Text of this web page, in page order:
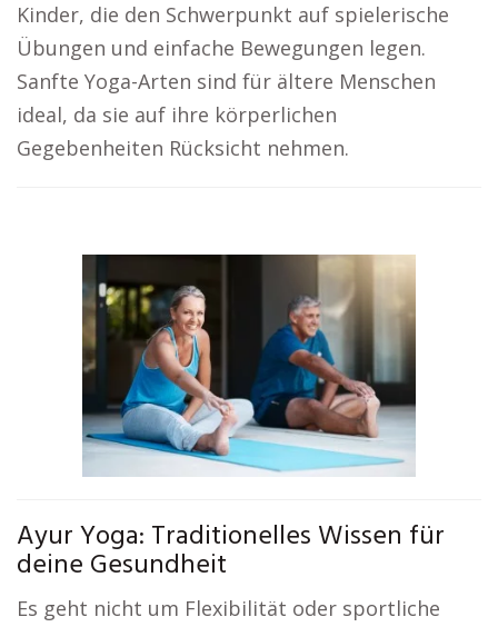
Kinder, die den Schwerpunkt auf spielerische
Übungen und einfache Bewegungen legen.
Sanfte Yoga-Arten sind für ältere Menschen
ideal, da sie auf ihre körperlichen
Gegebenheiten Rücksicht nehmen.
Ayur Yoga: Traditionelles Wissen für
deine Gesundheit
Es geht nicht um Flexibilität oder sportliche